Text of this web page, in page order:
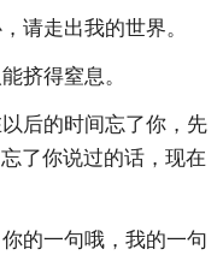
请走出我的世界。
挤得窒息。
后的时间忘了你，先
了你说过的话，现在
的一句哦，我的一句